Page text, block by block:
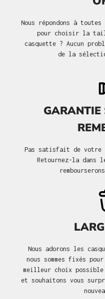
Nous répondons à
pour choisir la
casquette ? Aucun
de la
Pas satisfait de votre
Retournez-la dans
Nous adorons les
nous sommes fixés
meilleur choix possible.
et souhaitons vous